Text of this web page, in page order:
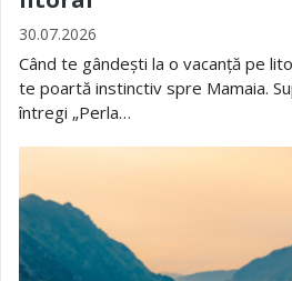
30.07.2026
Când te gândești la o vacanță pe
te poartă instinctiv spre Mamaia.
întregi „Perla…